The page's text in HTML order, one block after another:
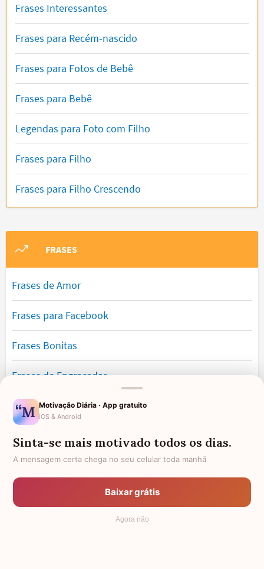
Frases Interessantes
Frases para Recém-nascido
Frases para Fotos de Bebê
Frases para Bebê
Legendas para Foto com Filho
Frases para Filho
Frases para Filho Crescendo
FRASES
Frases de Amor
Frases para Facebook
Frases Bonitas
Frases de Engraçadas
Frases Românticas
Frases de Reflexão
Frases Lindas
Motivação Diária · App gratuito
iOS & Android
Sinta-se mais motivado todos os dias.
A mensagem certa chega no seu celular toda manhã
Baixar grátis
Agora não